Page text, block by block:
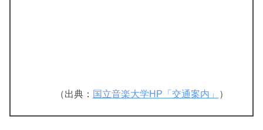
（出典： 国立音楽大学HP「交通案内」 ）